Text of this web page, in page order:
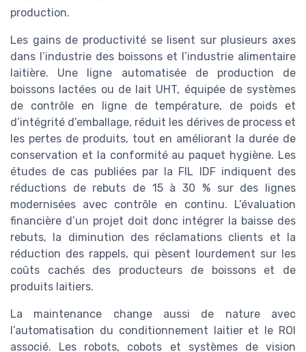
production.
Les gains de productivité se lisent sur plusieurs axes
dans l’industrie des boissons et l’industrie alimentaire
laitière. Une ligne automatisée de production de
boissons lactées ou de lait UHT, équipée de systèmes
de contrôle en ligne de température, de poids et
d’intégrité d’emballage, réduit les dérives de process et
les pertes de produits, tout en améliorant la durée de
conservation et la conformité au paquet hygiène. Les
études de cas publiées par la FIL IDF indiquent des
réductions de rebuts de 15 à 30 % sur des lignes
modernisées avec contrôle en continu. L’évaluation
financière d’un projet doit donc intégrer la baisse des
rebuts, la diminution des réclamations clients et la
réduction des rappels, qui pèsent lourdement sur les
coûts cachés des producteurs de boissons et de
produits laitiers.
La maintenance change aussi de nature avec
l’automatisation du conditionnement laitier et le ROI
associé. Les robots, cobots et systèmes de vision